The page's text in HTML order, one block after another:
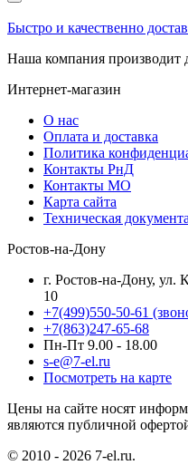
Быстро и качественно
Наша компания производит
Интернет-магазин
О нас
Оплата и доставка
Политика
Контакты РнД
Контакты МО
Карта сайта
Техническая
Ростов-на-Дону
г. Ростов-на-Дону, ул.
10
+7(499)550-50-61
+7(863)247-65-68
Пн-Пт 9.00 - 18.00
s-e@7-el.ru
Посмотреть на карте
Цены на сайте носят
являются публичной
© 2010 - 2026 7-el.ru.